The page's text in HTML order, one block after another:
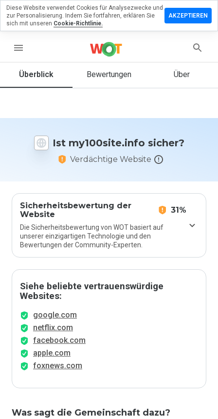
menu
Überblick Bewertungen Über
Ist my100site.info sicher?
Verdächtige Website
Sicherheitsbewertung der
Website
31%
Die Sicherheitsbewertung von WOT basiert auf
unserer einzigartigen Technologie und den
Bewertungen der Community-Experten.
Siehe beliebte vertrauenswürdige
Websites:
google.com
netflix.com
facebook.com
apple.com
foxnews.com
Was sagt die Gemeinschaft dazu?
zu
Sie diese
auf einer
Skala von
Diese Website verwendet Cookies für Analysezwecke und
zur Personalisierung. Indem Sie fortfahren, erklären Sie
sich mit unseren Cookie-Richtlinie.
AKZEPTIEREN